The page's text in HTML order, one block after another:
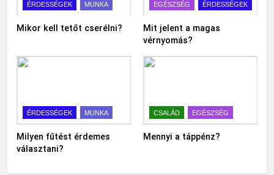
ÉRDESSÉGEK MUNKA
Mikor kell tetőt cserélni?
EGÉSZSÉG ÉRDESSÉGEK
Mit jelent a magas
vérnyomás?
ÉRDESSÉGEK MUNKA
Milyen fűtést érdemes
választani?
CSALÁD EGÉSZSÉG
Mennyi a táppénz?